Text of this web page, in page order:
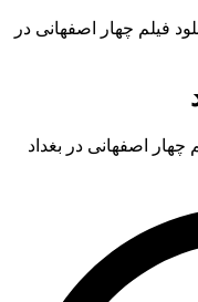
چهار اصفهانی در بغداد